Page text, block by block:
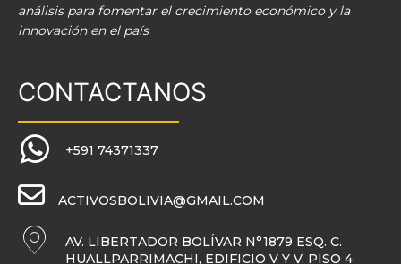
análisis para fomentar el crecimiento económico y la
innovación en el país
CONTACTANOS
+591 74371337
ACTIVOSBOLIVIA@GMAIL.COM
AV. LIBERTADOR BOLÍVAR N°1879 ESQ. C.
HUALLPARRIMACHI, EDIFICIO V Y V, PISO 4